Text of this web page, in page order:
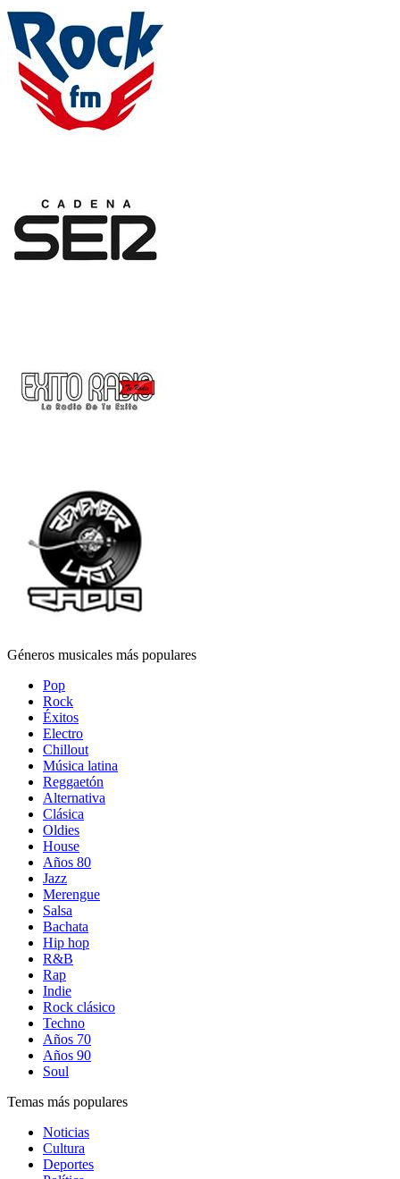
Géneros musicales más populares
Pop
Rock
Éxitos
Electro
Chillout
Música latina
Reggaetón
Alternativa
Clásica
Oldies
House
Años 80
Jazz
Merengue
Salsa
Bachata
Hip hop
R&B
Rap
Indie
Rock clásico
Techno
Años 70
Años 90
Soul
Temas más populares
Noticias
Cultura
Deportes